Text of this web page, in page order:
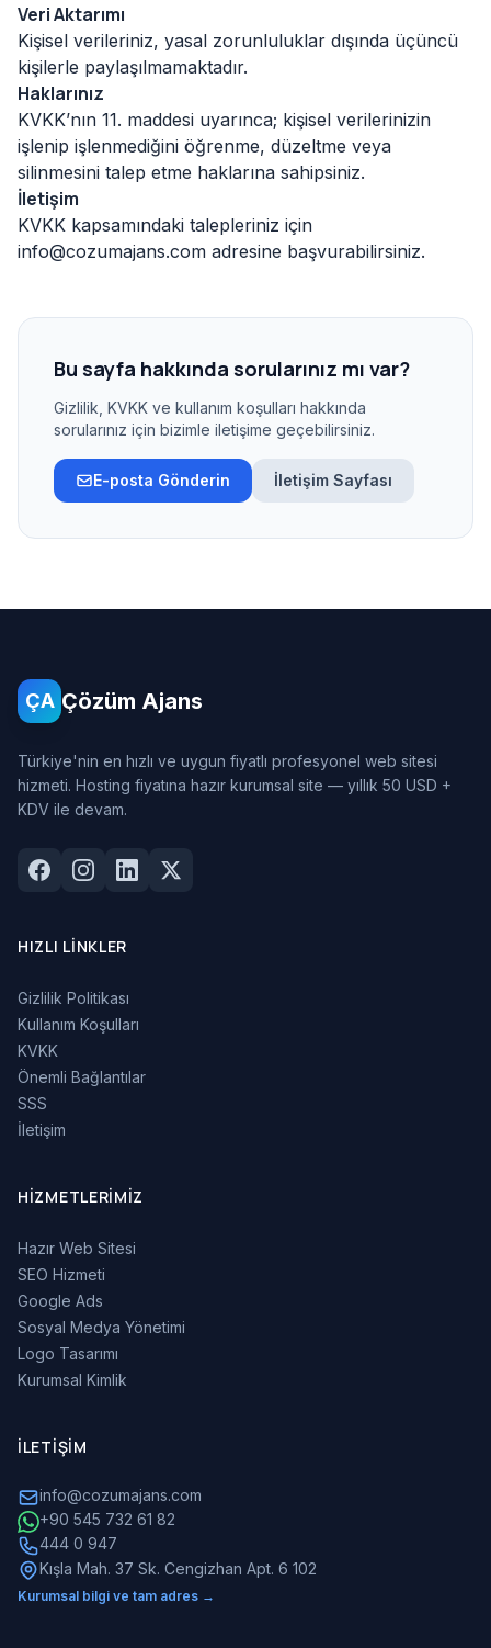
Veri Aktarımı
Kişisel verileriniz, yasal zorunluluklar dışında üçüncü
kişilerle paylaşılmamaktadır.
Haklarınız
KVKK’nın 11. maddesi uyarınca; kişisel verilerinizin
işlenip işlenmediğini öğrenme, düzeltme veya
silinmesini talep etme haklarına sahipsiniz.
İletişim
KVKK kapsamındaki talepleriniz için
info@cozumajans.com adresine başvurabilirsiniz.
Bu sayfa hakkında sorularınız mı var?
Gizlilik, KVKK ve kullanım koşulları hakkında
sorularınız için bizimle iletişime geçebilirsiniz.
E-posta Gönderin İletişim Sayfası
ÇA Çözüm Ajans
Türkiye'nin en hızlı ve uygun fiyatlı profesyonel web sitesi
hizmeti. Hosting fiyatına hazır kurumsal site — yıllık 50 USD +
KDV ile devam.
HIZLI LINKLER
Gizlilik Politikası
Kullanım Koşulları
KVKK
Önemli Bağlantılar
SSS
İletişim
HIZMETLERIMIZ
Hazır Web Sitesi
SEO Hizmeti
Google Ads
Sosyal Medya Yönetimi
Logo Tasarımı
Kurumsal Kimlik
İLETIŞIM
info@cozumajans.com
+90 545 732 61 82
444 0 947
Kışla Mah. 37 Sk. Cengizhan Apt. 6 102
Kurumsal bilgi ve tam adres →